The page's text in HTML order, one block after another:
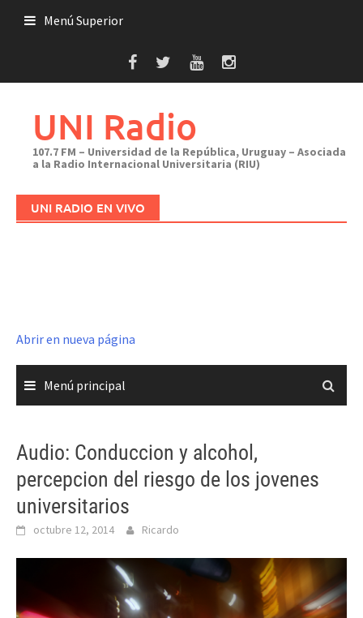
Menú Superior
UNI Radio
107.7 FM – Universidad de la República, Uruguay – Asociada
a la Radio Internacional Universitaria (RIU)
UNI RADIO EN VIVO
Abrir en nueva página
Menú principal
Audio: Conduccion y alcohol,
percepcion del riesgo de los jovenes
universitarios
octubre 12, 2014 Ricardo